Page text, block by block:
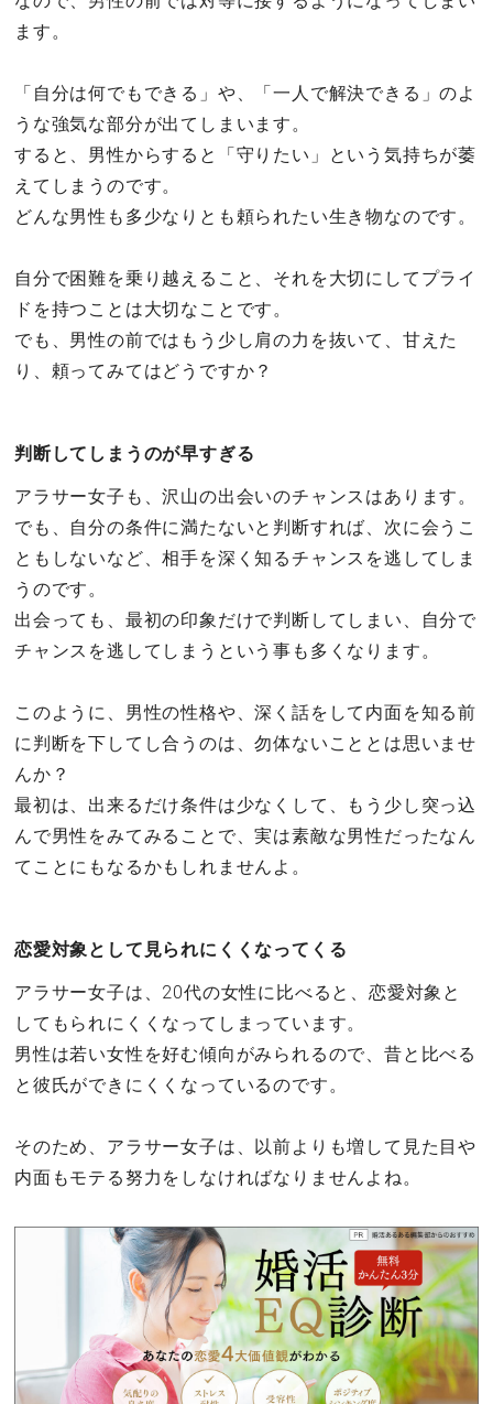
ます。
「自分は何でもできる」や、「一人で解決できる」のよ
うな強気な部分が出てしまいます。
すると、男性からすると「守りたい」という気持ちが萎
えてしまうのです。
どんな男性も多少なりとも頼られたい生き物なのです。
自分で困難を乗り越えること、それを大切にしてプライ
ドを持つことは大切なことです。
でも、男性の前ではもう少し肩の力を抜いて、甘えた
り、頼ってみてはどうですか？
判断してしまうのが早すぎる
アラサー女子も、沢山の出会いのチャンスはあります。
でも、自分の条件に満たないと判断すれば、次に会うこ
ともしないなど、相手を深く知るチャンスを逃してしま
うのです。
出会っても、最初の印象だけで判断してしまい、自分で
チャンスを逃してしまうという事も多くなります。
このように、男性の性格や、深く話をして内面を知る前
に判断を下してし合うのは、勿体ないこととは思いませ
んか？
最初は、出来るだけ条件は少なくして、もう少し突っ込
んで男性をみてみることで、実は素敵な男性だったなん
てことにもなるかもしれませんよ。
恋愛対象として見られにくくなってくる
アラサー女子は、20代の女性に比べると、恋愛対象と
してもられにくくなってしまっています。
男性は若い女性を好む傾向がみられるので、昔と比べる
と彼氏ができにくくなっているのです。
そのため、アラサー女子は、以前よりも増して見た目や
内面もモテる努力をしなければなりませんよね。